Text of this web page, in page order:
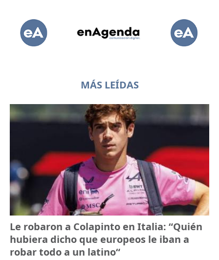
MÁS LEÍDAS
Le robaron a Colapinto en Italia: “Quién
hubiera dicho que europeos le iban a
robar todo a un latino“